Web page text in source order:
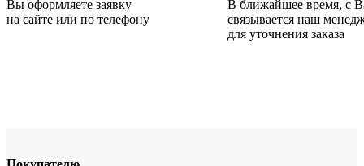
Вы оформляете заявку
на сайте или по телефону
В ближайшее время, с
связывается наш
для уточнения заказа